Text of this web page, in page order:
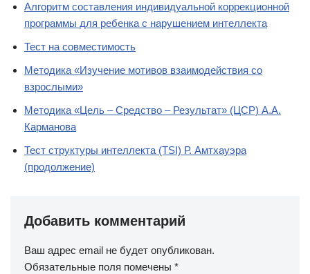
Алгоритм составления индивидуальной коррекционной
программы для ребенка с нарушением интеллекта
Тест на совместимость
Методика «Изучение мотивов взаимодействия со
взрослыми»
Методика «Цель – Средство – Результат» (ЦСР) А.А.
Карманова
Тест структуры интеллекта (TSI) Р. Амтхауэра
(продолжение)
Добавить комментарий
Ваш адрес email не будет опубликован.
Обязательные поля помечены *